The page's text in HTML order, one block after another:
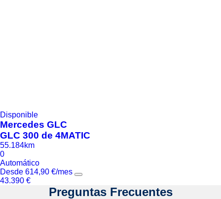
Disponible
Mercedes GLC
GLC 300 de 4MATIC
55.184km
0
Automático
Desde 614,90 €/mes
43.390 €
Preguntas Frecuentes